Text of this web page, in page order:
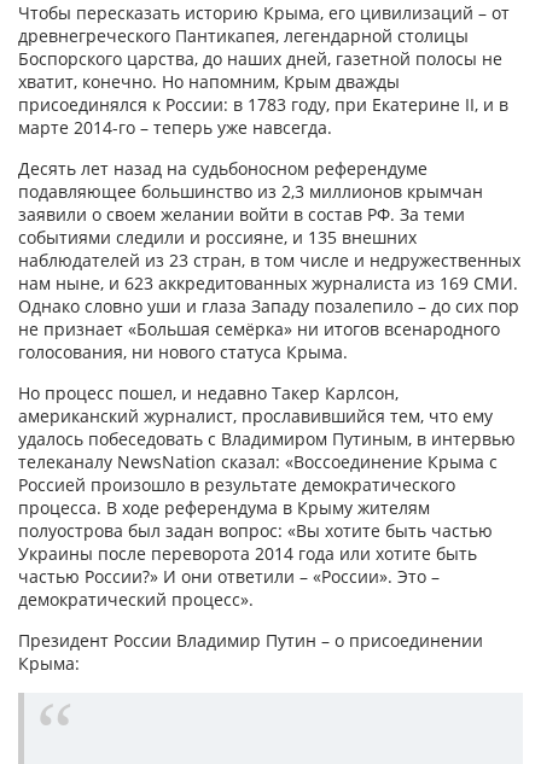
Чтобы пересказать историю Крыма, его цивилизаций – от
древнегреческого Пантикапея, легендарной столицы
Боспорского царства, до наших дней, газетной полосы не
хватит, конечно. Но напомним, Крым дважды
присоединялся к России: в 1783 году, при Екатерине II, и в
марте 2014-го – теперь уже навсегда.
Десять лет назад на судьбоносном референдуме
подавляющее большинство из 2,3 миллионов крымчан
заявили о своем желании войти в состав РФ. За теми
событиями следили и россияне, и 135 внешних
наблюдателей из 23 стран, в том числе и недружественных
нам ныне, и 623 аккредитованных журналиста из 169 СМИ.
Однако словно уши и глаза Западу позалепило – до сих пор
не признает «Большая семёрка» ни итогов всенародного
голосования, ни нового статуса Крыма.
Но процесс пошел, и недавно Такер Карлсон,
американский журналист, прославившийся тем, что ему
удалось побеседовать с Владимиром Путиным, в интервью
телеканалу NewsNation сказал: «Воссоединение Крыма с
Россией произошло в результате демократического
процесса. В ходе референдума в Крыму жителям
полуострова был задан вопрос: «Вы хотите быть частью
Украины после переворота 2014 года или хотите быть
частью России?» И они ответили – «России». Это –
демократический процесс».
Президент России Владимир Путин – о присоединении
Крыма: